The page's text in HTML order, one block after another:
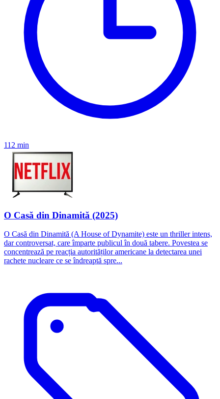
112 min
O Casă din Dinamită (2025)
O Casă din Dinamită (A House of Dynamite) este un thriller intens,
dar controversat, care împarte publicul în două tabere. Povestea se
concentrează pe reacția autorităților americane la detectarea unei
rachete nucleare ce se îndreaptă spre...